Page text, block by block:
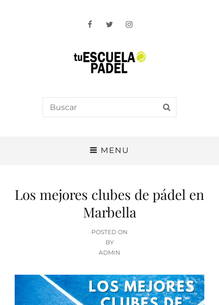
FacebookTwitterInstagram
Tu Escuela Padel
Search
for:
MENU
Los mejores clubes de pádel en
Marbella
POSTED ON
BY
ADMIN